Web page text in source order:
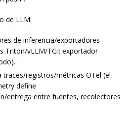
de LLM:
de inferencia/exportadores
Triton/vLLM/TGI; exportador
traces/registros/métricas OTel (el
define
entrega entre fuentes, recolectores